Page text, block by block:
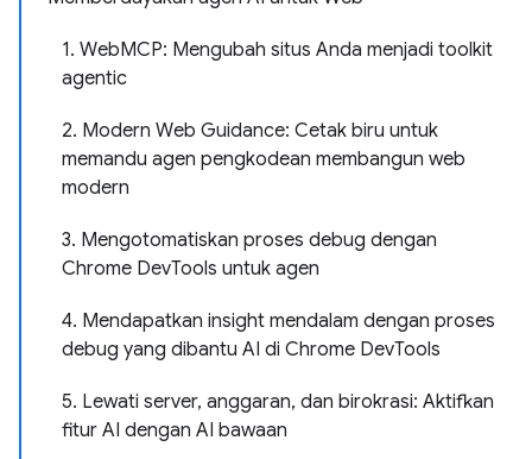
1. WebMCP: Mengubah situs Anda menjadi toolkit
agentic
2. Modern Web Guidance: Cetak biru untuk
memandu agen pengkodean membangun web
modern
3. Mengotomatiskan proses debug dengan
Chrome DevTools untuk agen
4. Mendapatkan insight mendalam dengan proses
debug yang dibantu AI di Chrome DevTools
5. Lewati server, anggaran, dan birokrasi: Aktifkan
fitur AI dengan AI bawaan